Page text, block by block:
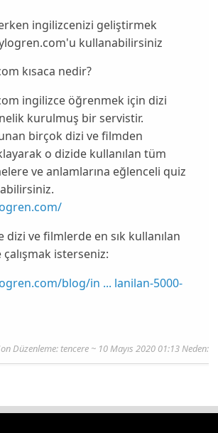
ingilizcenizi geliştirmek
kullanabilirsiniz
kısaca nedir?
ingilizce öğrenmek için dizi
kurulmuş bir servistir.
birçok dizi ve filmden
o dizide kullanılan tüm
ve anlamlarına eğlenceli quiz
dizi ve filmlerde en sık kullanılan
isterseniz:
blog/in ... lanilan-5000-
Düzenleme: tencere~ 10 Mayıs 2020 01:13 Neden: